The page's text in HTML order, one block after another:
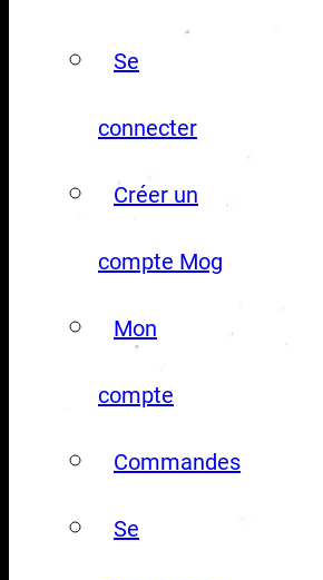
Se
connecter
Créer un
compte Mog
Mon
compte
Commandes
Se